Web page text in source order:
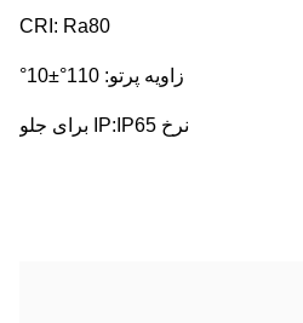
CRI: Ra80
زاویه پرتو: 110°±10°
نرخ IP:IP65 برای جلو